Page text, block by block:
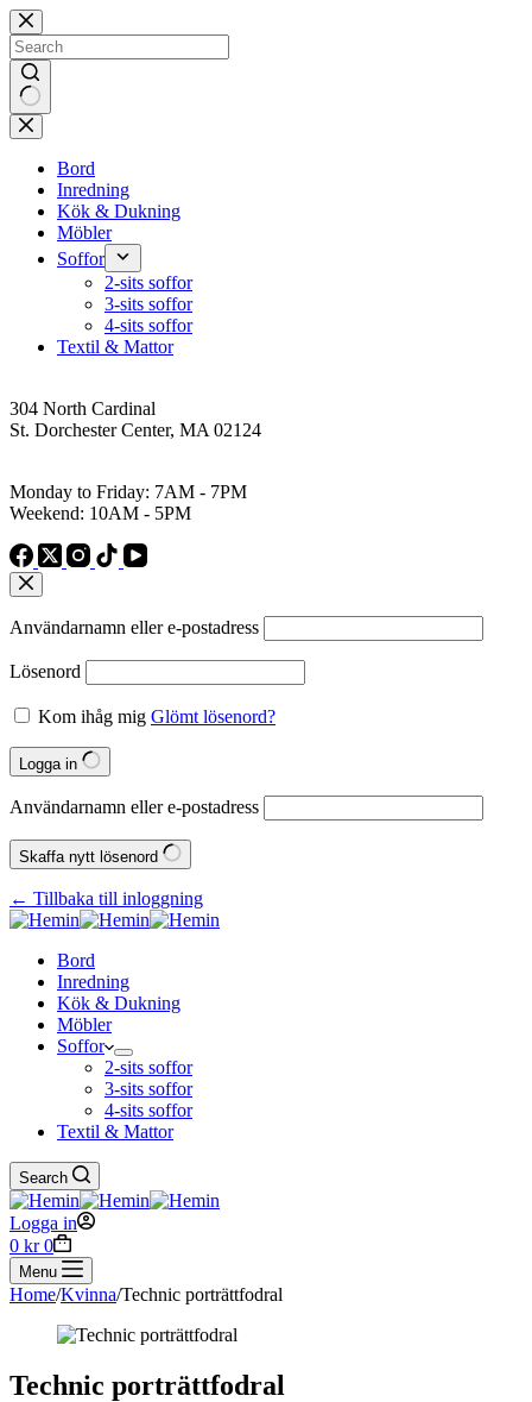
Skip
to
content
No
results
Bord
Inredning
Kök & Dukning
Möbler
Soffor
2-sits soffor
3-sits soffor
4-sits soffor
Textil & Mattor
304 North Cardinal
St. Dorchester Center, MA 02124
Monday to Friday: 7AM - 7PM
Weekend: 10AM - 5PM
Användarnamn eller e‑postadress
Lösenord
Kom ihåg mig Glömt lösenord?
Logga in
Användarnamn eller e‑postadress
Skaffa nytt lösenord
← Tillbaka till inloggning
Bord
Inredning
Kök & Dukning
Möbler
Soffor
2-sits soffor
3-sits soffor
4-sits soffor
Textil & Mattor
Search
Logga in
Shopping
cart
0 kr 0
Menu
Home/Kvinna/Technic porträttfodral
Technic porträttfodral